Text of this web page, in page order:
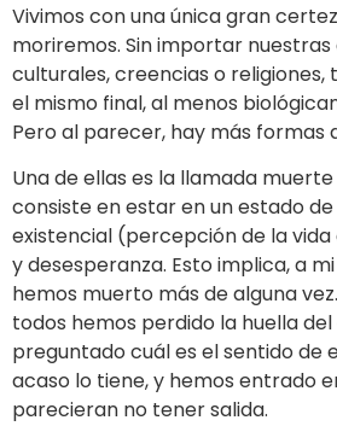
Vivimos con una única gran
moriremos. Sin importar
culturales, creencias o
el mismo final, al menos
Pero al parecer, hay más formas
Una de ellas es la llamada
consiste en estar en un estado
existencial (percepción de la
y desesperanza. Esto implica, a
hemos muerto más de alguna
todos hemos perdido la huella
preguntado cuál es el sentido de
acaso lo tiene, y hemos entrado
parecieran no tener salida.